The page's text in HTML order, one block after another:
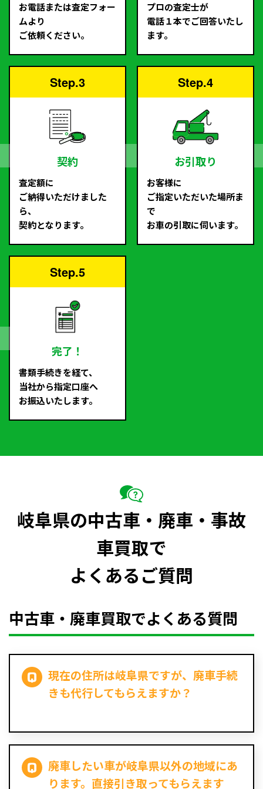
お電話または査定フォー
ムより
ご依頼ください。
プロの査定士が
電話１本でご回答いたし
ます。
Step.3
契約
査定額に
ご納得いただけました
ら、
契約となります。
Step.4
お引取り
お客様に
ご指定いただいた場所ま
で
お車の引取に伺います。
Step.5
完了！
書類手続きを経て、
当社から指定口座へ
お振込いたします。
岐阜県の中古車・廃車・事故
車買取で
よくあるご質問
中古車・廃車買取でよくある質問
現在の住所は岐阜県ですが、廃車手続
きも代行してもらえますか？
廃車したい車が岐阜県以外の地域にあ
ります。直接引き取ってもらえます